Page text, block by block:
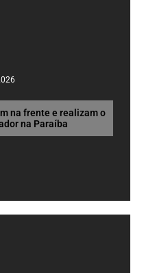
na frente e realizam o
na Paraíba